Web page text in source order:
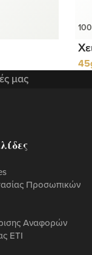
μας
Προσωπικών
Αναφορών
ETI